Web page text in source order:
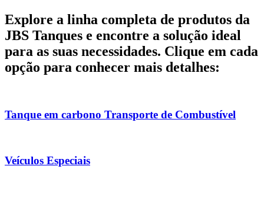
Explore a linha completa de produtos da
JBS Tanques e encontre a solução ideal
para as suas necessidades. Clique em cada
opção para conhecer mais detalhes:
Tanque em carbono Transporte de Combustível
Veículos Especiais